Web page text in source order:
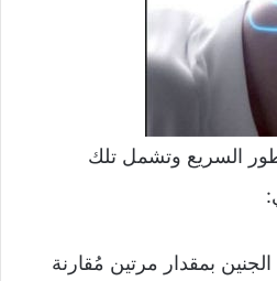
السريع وتشمل تلك
بمقدار مرتين مُقارنة